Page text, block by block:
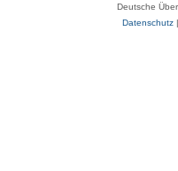
Deutsche
Datenschutz|